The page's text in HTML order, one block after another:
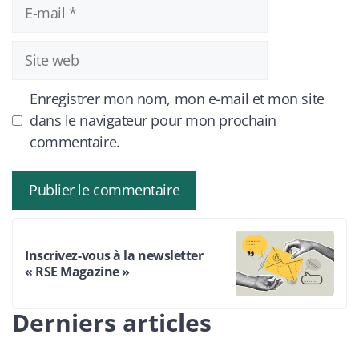
mail
Site
web
Enregistrer mon nom, mon e-mail et mon site
dans le navigateur pour mon prochain
commentaire.
Inscrivez-vous à la newsletter
« RSE Magazine »
Derniers articles